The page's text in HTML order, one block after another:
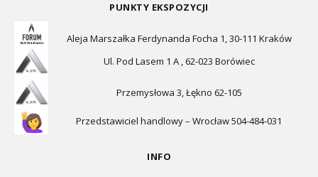
PUNKTY EKSPOZYCJI
Aleja Marszałka Ferdynanda Focha 1, 30-111 Kraków
Ul. Pod Lasem 1 A , 62-023 Borówiec
Przemysłowa 3, Łękno 62-105
Przedstawiciel handlowy – Wrocław 504-484-031
INFO